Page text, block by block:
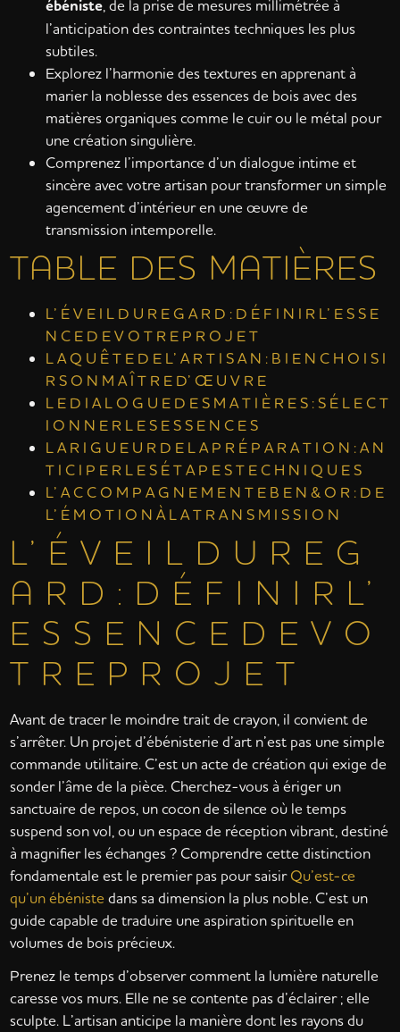
ébéniste , de la prise de mesures millimétrée à
l’anticipation des contraintes techniques les plus
subtiles.
Explorez l’harmonie des textures en apprenant à
marier la noblesse des essences de bois avec des
matières organiques comme le cuir ou le métal pour
une création singulière.
Comprenez l’importance d’un dialogue intime et
sincère avec votre artisan pour transformer un simple
agencement d’intérieur en une œuvre de
transmission intemporelle.
TABLE DES MATIÈRES
L’ É V E I L D U R E G A R D : D É F I N I R L’ E S S E
N C E D E V O T R E P R O J E T
L A Q U Ê T E D E L’ A R T I S A N : B I E N C H O I S I
R S O N M A Î T R E D’ Œ U V R E
L E D I A L O G U E D E S M A T I È R E S : S É L E C T
I O N N E R L E S E S S E N C E S
L A R I G U E U R D E L A P R É P A R A T I O N : A N
T I C I P E R L E S É T A P E S T E C H N I Q U E S
L’ A C C O M P A G N E M E N T E B E N & O R : D E
L’ É M O T I O N À L A T R A N S M I S S I O N
L’ É V E I L D U R E G
A R D : D É F I N I R L’
E S S E N C E D E V O
T R E P R O J E T
Avant de tracer le moindre trait de crayon, il convient de
s’arrêter. Un projet d’ébénisterie d’art n’est pas une simple
commande utilitaire. C’est un acte de création qui exige de
sonder l’âme de la pièce. Cherchez-vous à ériger un
sanctuaire de repos, un cocon de silence où le temps
suspend son vol, ou un espace de réception vibrant, destiné
à magnifier les échanges ? Comprendre cette distinction
fondamentale est le premier pas pour saisirQu’est-ce
qu’un ébéniste dans sa dimension la plus noble. C’est un
guide capable de traduire une aspiration spirituelle en
volumes de bois précieux.
Prenez le temps d’observer comment la lumière naturelle
caresse vos murs. Elle ne se contente pas d’éclairer ; elle
sculpte. L’artisan anticipe la manière dont les rayons du